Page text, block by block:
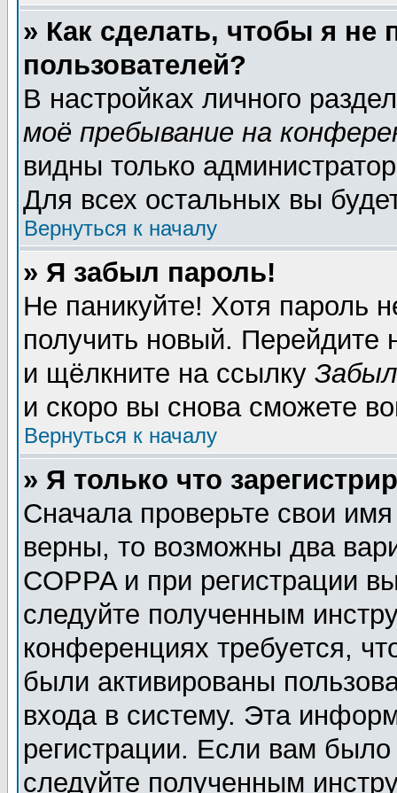
» Как сделать, чтобы я не
пользователей?
В настройках личного
моё пребывание на
видны только
Для всех остальных вы
Вернуться к началу
» Я забыл пароль!
Не паникуйте! Хотя пароль
получить новый. Перейдите
и щёлкните на ссылку
и скоро вы снова сможете
Вернуться к началу
» Я только что
Сначала проверьте свои
верны, то возможны два
COPPA и при регистрации
следуйте полученным
конференциях требуется,
были активированы
входа в систему. Эта
регистрации. Если вам
следуйте полученным